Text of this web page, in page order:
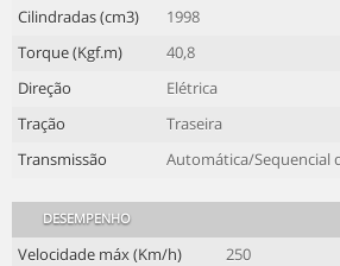
Cilindradas (cm3)
1998
Torque (Kgf.m)
40,8
Direção
Elétrica
Tração
Traseira
Transmissão
Automática/Sequencial
DESEMPENHO
Velocidade máx (Km/h)
250